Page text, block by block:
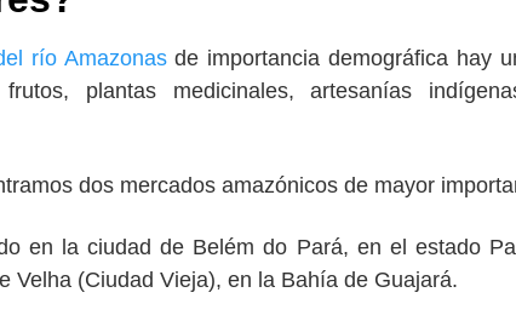
río Amazonasde importancia demográfica hay
frutos, plantas medicinales, artesanías
dos mercados amazónicos de mayor
en la ciudad de Belém do Pará, en el estado
Velha (Ciudad Vieja), en la Bahía de Guajará.